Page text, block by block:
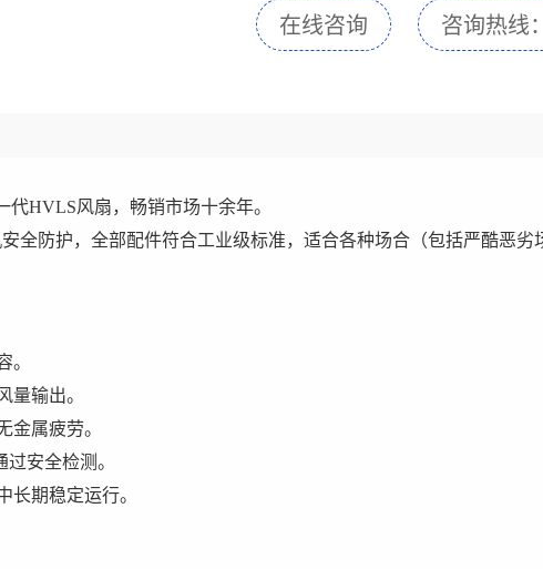
在线咨询 咨询热线
HVLS风扇，畅销市场十余年。
全防护，全部配件符合工业级标准，适合各种场合（包括严酷恶劣
。
量输出。
金属疲劳。
安全检测。
长期稳定运行。